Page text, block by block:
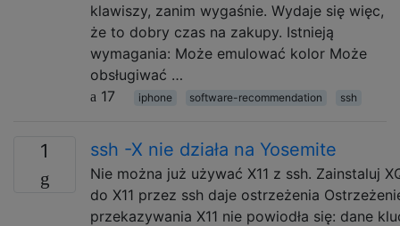
klawiszy, zanim wygaśnie. Wydaje się więc,
że to dobry czas na zakupy. Istnieją
wymagania: Może emulować kolor Może
obsługiwać …
17
iphone software-recommendation ssh
1 ssh -X nie działa na Yosemite
Nie można już używać X11 z ssh. Zainstaluj
do X11 przez ssh daje ostrzeżenia
przekazywania X11 nie powiodła się: dane